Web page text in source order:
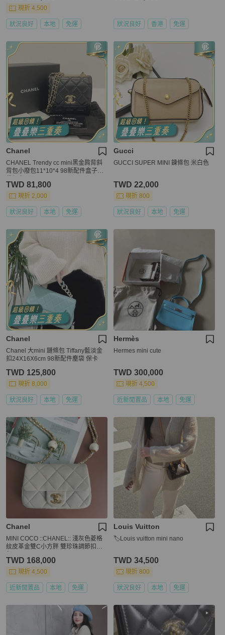
現折 4,500
狀況良好 本地 免運 狀況良好 香港 免運
Chanel
CHANEL Trendy cc mini黑金肩背斜
背包小廢包11*10*4 98新配件盒子塵
TWD 81,800
現折 2,000
狀況良好 本地 免運
Gucci
GUCCI SUPER MINI 鍊條包 米白色
TWD 22,000
現折 800
狀況良好 本地 免運
Chanel
Chanel 大mini 鏈條包 Tiffany藍淡金
扣24X16X6cm 98新配件塵袋 保卡
TWD 125,800
現折 8,000
狀況良好 本地 免運
Hermès
Hermes mini cute
TWD 300,000
現折 4,500
近新閒置品 本地 免運
Chanel
MINI COCO ::CHANEL:: 淺灰色菱格
紋皮革金雙C小方胖 雙珍珠調節扣鏈
TWD 168,000
現折 4,500
近新閒置品 本地 免運
Louis Vuitton
🏷Louis vuitton mini nano
TWD 34,500
現折 800
狀況良好 本地 免運